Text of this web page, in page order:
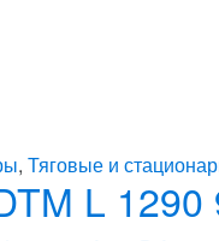
, Тяговые и
L